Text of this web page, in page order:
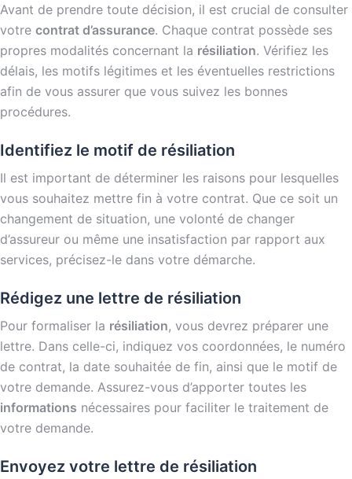
Avant de prendre toute décision, il est crucial de consulter
votre contrat d’assurance. Chaque contrat possède ses
propres modalités concernant la résiliation. Vérifiez les
délais, les motifs légitimes et les éventuelles restrictions
afin de vous assurer que vous suivez les bonnes
procédures.
Identifiez le motif de résiliation
Il est important de déterminer les raisons pour lesquelles
vous souhaitez mettre fin à votre contrat. Que ce soit un
changement de situation, une volonté de changer
d’assureur ou même une insatisfaction par rapport aux
services, précisez-le dans votre démarche.
Rédigez une lettre de résiliation
Pour formaliser la résiliation, vous devrez préparer une
lettre. Dans celle-ci, indiquez vos coordonnées, le numéro
de contrat, la date souhaitée de fin, ainsi que le motif de
votre demande. Assurez-vous d’apporter toutes les
informations nécessaires pour faciliter le traitement de
votre demande.
Envoyez votre lettre de résiliation